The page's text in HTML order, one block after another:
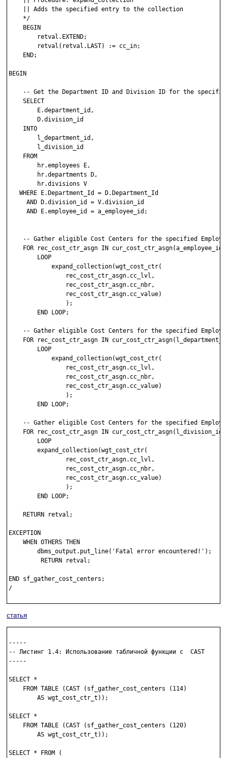
    || Adds the specified entry to the collection
    */
    BEGIN
        retval.EXTEND;
        retval(retval.LAST) := cc_in;
    END;
BEGIN
-- Get the Department ID and Division ID for the
    SELECT
        E.department_id,
        D.division_id
    INTO
        l_department_id,
        l_division_id
    FROM
        hr.employees E,
        hr.departments D,
        hr.divisions V
   WHERE E.Department_Id = D.Department_Id
     AND D.division_id = V.division_id
     AND E.employee_id = a_employee_id;
-- Gather eligible Cost Centers for the specified
FOR rec_cost_ctr_asgn IN cur_cost_ctr_asgn(a_employee_id,
        LOOP
            expand_collection(wgt_cost_ctr(
                rec_cost_ctr_asgn.cc_lvl,
                rec_cost_ctr_asgn.cc_nbr,
                rec_cost_ctr_asgn.cc_value)
                );
        END LOOP;
-- Gather eligible Cost Centers for the specified
FOR rec_cost_ctr_asgn IN
        LOOP
            expand_collection(wgt_cost_ctr(
                rec_cost_ctr_asgn.cc_lvl,
                rec_cost_ctr_asgn.cc_nbr,
                rec_cost_ctr_asgn.cc_value)
                );
        END LOOP;
-- Gather eligible Cost Centers for the specified
FOR rec_cost_ctr_asgn IN cur_cost_ctr_asgn(l_division_id,
        LOOP
        expand_collection(wgt_cost_ctr(
                rec_cost_ctr_asgn.cc_lvl,
                rec_cost_ctr_asgn.cc_nbr,
                rec_cost_ctr_asgn.cc_value)
                );
        END LOOP;
    RETURN retval;
EXCEPTION
    WHEN OTHERS THEN
        dbms_output.put_line('Fatal error encountered!');
         RETURN retval;
END sf_gather_cost_centers;
/
статья
-----
-- Листинг 1.4: Использование табличной функции с  CAST
-----
SELECT *
    FROM TABLE (CAST (sf_gather_cost_centers (114)
        AS wgt_cost_ctr_t));
SELECT *
    FROM TABLE (CAST (sf_gather_cost_centers (120)
        AS wgt_cost_ctr_t));
SELECT * FROM (